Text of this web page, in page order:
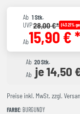
Ab 1 Stk.
UVP28,00 €* (43.21%
Ab15,90 € *
Ab 20 Stk.
Ab je 14,50
Preise inkl. MwSt. zzgl.
FARBE: BURGUNDY